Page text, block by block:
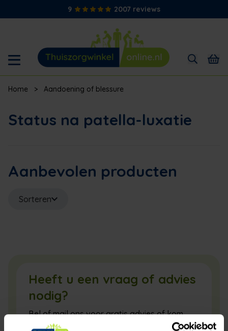
9 2007 reviews
Home > Aandoening of blessure
Status na patella-luxatie
Aanbevolen producten
Sorteren
Heeft u een vraag of advies
nodig?
Bel of mail ons voor gratis advies of kom
langs in 1 van onze winkels.